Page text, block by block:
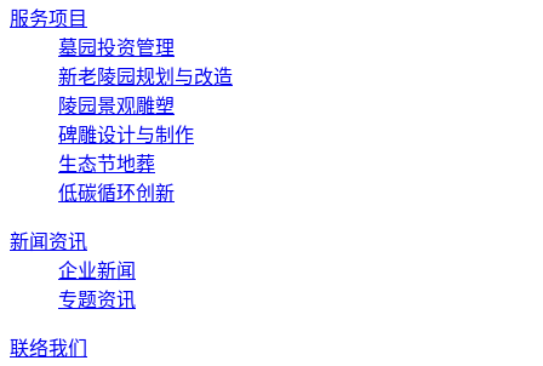
服务项目
墓园投资管理
新老陵园规划与改造
陵园景观雕塑
碑雕设计与制作
生态节地葬
低碳循环创新
新闻资讯
企业新闻
专题资讯
联络我们